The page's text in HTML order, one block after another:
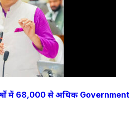
में 68,000 से अधिक Government